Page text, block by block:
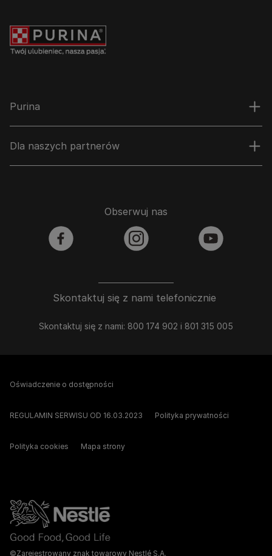
Purina
Dla naszych partnerów
Skontaktuj się z nami telefonicznie
Skontaktuj się z nami: 800 174 902 i 801 315 005
Obserwuj nas
facebook instagram youtube
©Zarejestrowany znak towarowy Nestlé S.A.
Oświadczenie o dostępności
REGULAMIN SERWISU OD 16.03.2023 Polityka prywatności
Polityka cookies Mapa strony